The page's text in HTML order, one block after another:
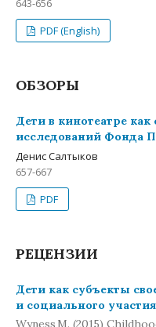
643-656
PDF (English)
ОБЗОРЫ
Дети в кинотеатре
исследований Фонда
Денис Салтыков
657-667
PDF
РЕЦЕНЗИИ
Дети как субъекты
и социального участия
Wyness M. (2015)